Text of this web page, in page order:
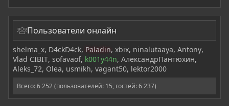
Пользователи онлайн
shelma_x D4ckD4ck Paladin xbix ninalutaaya Antony
Vlad CIBIT sofavaof k001y44n АлександрПантюхин
Aleks_72 Olea usmikh vagant50 lektor2000
Всего: 6 252 (пользователей: 15, гостей: 6 237)